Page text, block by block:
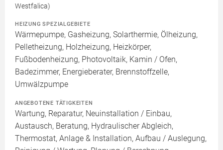
Westfalica)
HEIZUNG SPEZIALGEBIETE
Wärmepumpe, Gasheizung, Solarthermie, Ölheizung,
Pelletheizung, Holzheizung, Heizkörper,
Fußbodenheizung, Photovoltaik, Kamin / Ofen,
Badezimmer, Energieberater, Brennstoffzelle,
Umwälzpumpe
ANGEBOTENE TÄTIGKEITEN
Wartung, Reparatur, Neuinstallation / Einbau,
Austausch, Beratung, Hydraulischer Abgleich,
Thermostat, Anlage & Installation, Aufbau / Auslegung,